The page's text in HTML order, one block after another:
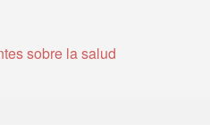
sobre la salud